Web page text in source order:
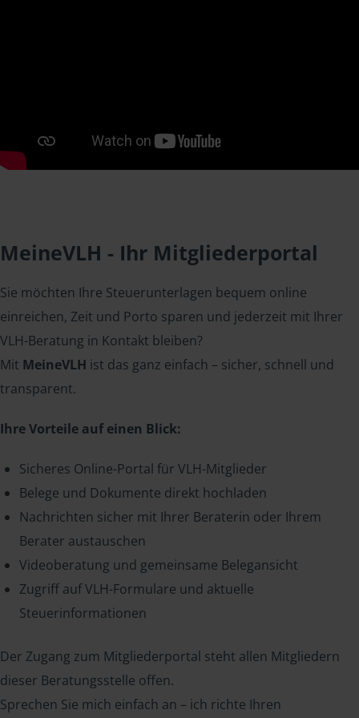
MeineVLH - Ihr Mitgliederportal
Sie möchten Ihre Steuerunterlagen bequem online
einreichen, Zeit und Porto sparen und jederzeit mit Ihrer
VLH-Beratung in Kontakt bleiben?
Mit MeineVLH ist das ganz einfach – sicher, schnell und
transparent.
Ihre Vorteile auf einen Blick:
Sicheres Online-Portal für VLH-Mitglieder
Belege und Dokumente direkt hochladen
Nachrichten sicher mit Ihrer Beraterin oder Ihrem
Berater austauschen
Videoberatung und gemeinsame Belegansicht
Zugriff auf VLH-Formulare und aktuelle
Steuerinformationen
Der Zugang zum Mitgliederportal steht allen Mitgliedern
dieser Beratungsstelle offen.
Sprechen Sie mich einfach an – ich richte Ihren